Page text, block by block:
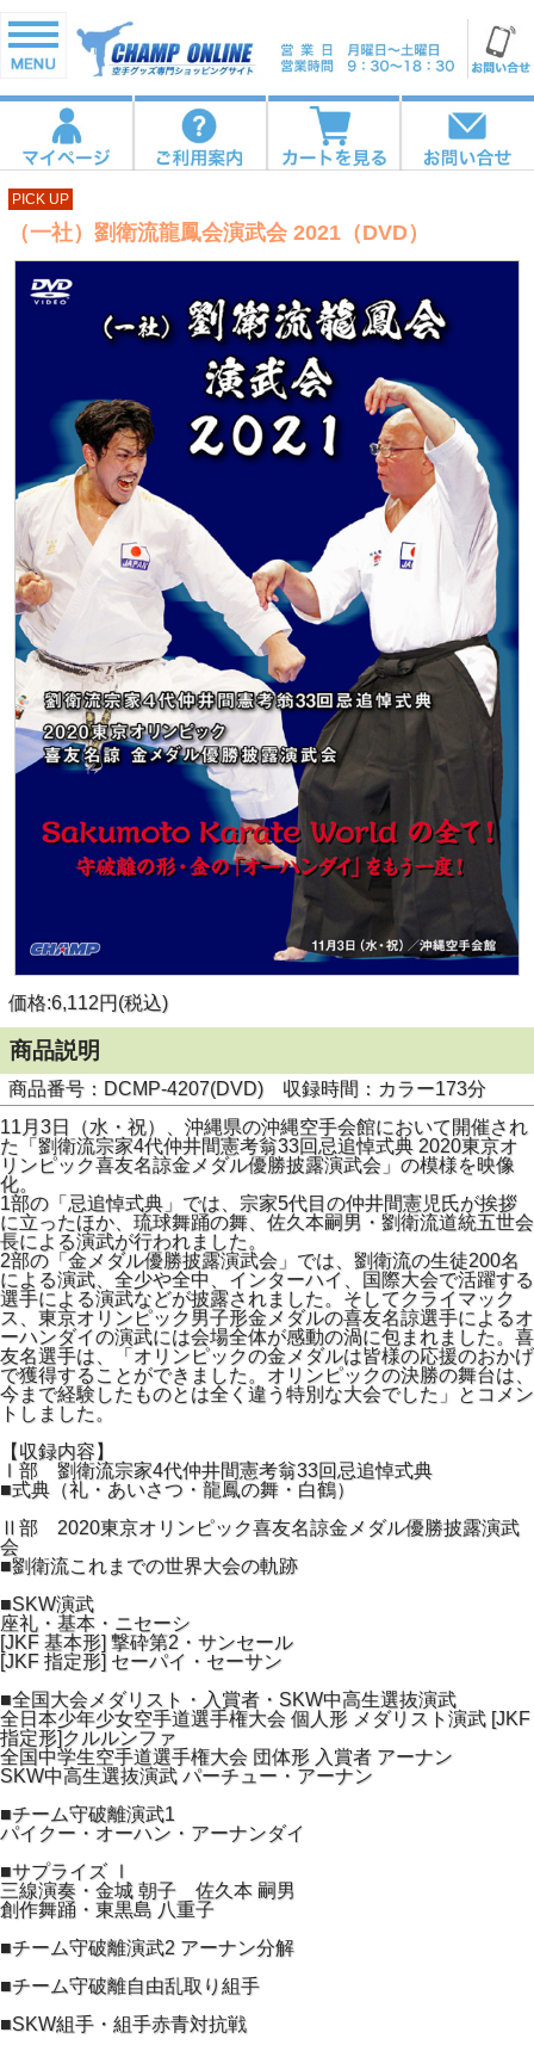
PICK UP
（一社）劉衛流龍鳳会演武会 2021（DVD）
価格:6,112円(税込)
商品説明
商品番号：DCMP-4207(DVD) 収録時間：カラー173分
11月3日（水・祝）、沖縄県の沖縄空手会館において開催され
た「劉衛流宗家4代仲井間憲考翁33回忌追悼式典 2020東京オ
リンピック喜友名諒金メダル優勝披露演武会」の模様を映像
化。
1部の「忌追悼式典」では、宗家5代目の仲井間憲児氏が挨拶
に立ったほか、琉球舞踊の舞、佐久本嗣男・劉衛流道統五世会
長による演武が行われました。
2部の「金メダル優勝披露演武会」では、劉衛流の生徒200名
による演武、全少や全中、インターハイ、国際大会で活躍する
選手による演武などが披露されました。そしてクライマック
ス、東京オリンピック男子形金メダルの喜友名諒選手によるオ
ーハンダイの演武には会場全体が感動の渦に包まれました。喜
友名選手は、「オリンピックの金メダルは皆様の応援のおかげ
で獲得することができました。オリンピックの決勝の舞台は、
今まで経験したものとは全く違う特別な大会でした」とコメン
トしました。
【収録内容】
Ⅰ部 劉衛流宗家4代仲井間憲考翁33回忌追悼式典
■式典（礼・あいさつ・龍鳳の舞・白鶴）
Ⅱ部 2020東京オリンピック喜友名諒金メダル優勝披露演武
会
■劉衛流これまでの世界大会の軌跡
■SKW演武
座礼・基本・ニセーシ
[JKF 基本形] 撃砕第2・サンセール
[JKF 指定形] セーパイ・セーサン
■全国大会メダリスト・入賞者・SKW中高生選抜演武
全日本少年少女空手道選手権大会 個人形 メダリスト演武 [JKF
指定形]クルルンファ
全国中学生空手道選手権大会 団体形 入賞者 アーナン
SKW中高生選抜演武 パーチュー・アーナン
■チーム守破離演武1
パイクー・オーハン・アーナンダイ
■サプライズ Ⅰ
三線演奏・金城 朝子 佐久本 嗣男
創作舞踊・東黒島 八重子
■チーム守破離演武2 アーナン分解
■チーム守破離自由乱取り組手
■SKW組手・組手赤青対抗戦